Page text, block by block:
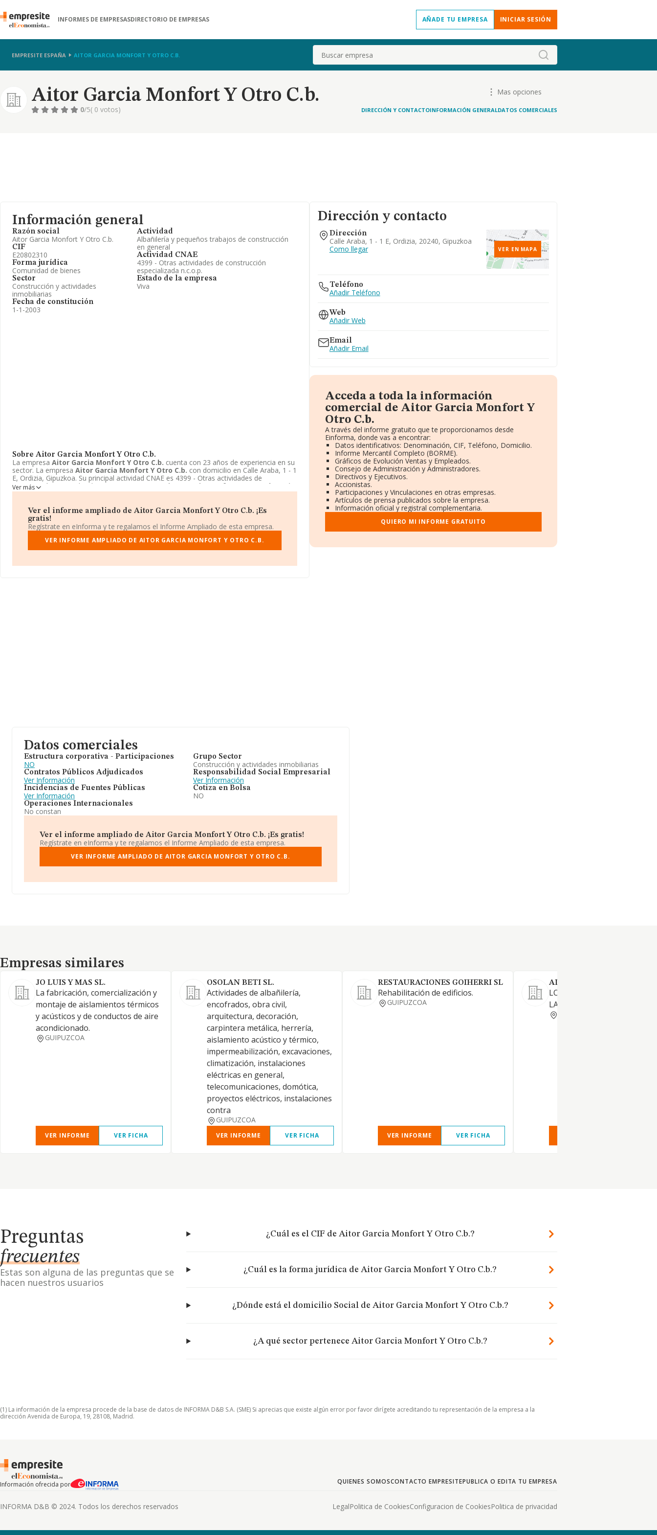
INFORMES DE EMPRESASDIRECTORIO DE EMPRESAS AÑADE TU EMPRESA INICIAR SESIÓN
EMPRESITE ESPAÑA AITOR GARCIA MONFORT Y OTRO C.B. Buscar
Aitor Garcia Monfort Y Otro C.b.
Mas opciones
0/5( 0 votos) DIRECCIÓN Y CONTACTOINFORMACIÓN GENERALDATOS COMERCIALES
Información general
Razón social
Aitor Garcia Monfort Y Otro C.b.
CIF
E20802310
Forma jurídica
Comunidad de bienes
Sector
Construcción y actividades
inmobiliarias
Fecha de constitución
1-1-2003
Actividad
Albañilería y pequeños trabajos de construcción
en general
Actividad CNAE
4399 - Otras actividades de construcción
especializada n.c.o.p.
Estado de la empresa
Viva
Sobre Aitor Garcia Monfort Y Otro C.b.
La empresa Aitor Garcia Monfort Y Otro C.b. cuenta con 23 años de experiencia en su
sector. La empresa Aitor Garcia Monfort Y Otro C.b. con domicilio en Calle Araba, 1 - 1
E, Ordizia, Gipuzkoa. Su principal actividad CNAE es 4399 - Otras actividades de
construcción especializada n.c.o.p.. La empresa
Aitor Garcia Monfort Y Otro C.b.
está
inscrita como Comunidad de bienes.
Ver más
Ver el informe ampliado de Aitor Garcia Monfort Y Otro C.b. ¡Es
gratis!
Regístrate en eInforma y te regalamos el Informe Ampliado de esta empresa.
VER INFORME AMPLIADO DE AITOR GARCIA MONFORT Y OTRO C.B.
Dirección y contacto
Dirección
Calle Araba, 1 - 1 E, Ordizia, 20240, Gipuzkoa
Como llegar
VER EN MAPA
Teléfono
Añadir Teléfono
Web
Añadir Web
Email
Añadir Email
Acceda a toda la información
comercial de Aitor Garcia Monfort Y
Otro C.b.
A través del informe gratuito que te proporcionamos desde
Einforma, donde vas a encontrar:
Datos identificativos: Denominación, CIF, Teléfono, Domicilio.
Informe Mercantil Completo (BORME).
Gráficos de Evolución Ventas y Empleados.
Consejo de Administración y Administradores.
Directivos y Ejecutivos.
Accionistas.
Participaciones y Vinculaciones en otras empresas.
Artículos de prensa publicados sobre la empresa.
Información oficial y registral complementaria.
QUIERO MI INFORME GRATUITO
Datos comerciales
Estructura corporativa - Participaciones
NO
Contratos Públicos Adjudicados
Ver Información
Incidencias de Fuentes Públicas
Ver Información
Operaciones Internacionales
No constan
Grupo Sector
Construcción y actividades inmobiliarias
Responsabilidad Social Empresarial
Ver Información
Cotiza en Bolsa
NO
Ver el informe ampliado de Aitor Garcia Monfort Y Otro C.b. ¡Es gratis!
Regístrate en eInforma y te regalamos el Informe Ampliado de esta empresa.
VER INFORME AMPLIADO DE AITOR GARCIA MONFORT Y OTRO C.B.
Empresas similares
Empresas similares
JO LUIS Y MAS SL.
La fabricación, comercialización y
montaje de aislamientos térmicos
y acústicos y de conductos de aire
acondicionado.
GUIPUZCOA
VER INFORME VER FICHA
OSOLAN BETI SL.
Actividades de albañilería,
encofrados, obra civil,
arquitectura, decoración,
carpintera metálica, herrería,
aislamiento acústico y térmico,
impermeabilización, excavaciones,
climatización, instalaciones
eléctricas en general,
telecomunicaciones, domótica,
proyectos eléctricos, instalaciones
contra
GUIPUZCOA
VER INFORME VER FICHA
RESTAURACIONES GOIHERRI SL
Rehabilitación de edificios.
GUIPUZCOA
VER INFORME VER FICHA
ALBAÑILERIA MARGAL SL
LOS TRABAJOS DE
LA CONSTRUCCION EN
Preguntas
frecuentes
Estas son alguna de las preguntas que se
hacen nuestros usuarios
¿Cuál es el CIF de Aitor Garcia Monfort Y Otro C.b.?
¿Cuál es la forma jurídica de Aitor Garcia Monfort Y Otro C.b.?
¿Dónde está el domicilio Social de Aitor Garcia Monfort Y Otro C.b.?
¿A qué sector pertenece Aitor Garcia Monfort Y Otro C.b.?
(1) La información de la empresa procede de la base de datos de INFORMA D&B S.A. (SME) Si aprecias que existe algún error por favor dirígete acreditando tu representación de la empresa a la
dirección Avenida de Europa, 19, 28108, Madrid.
Información ofrecida por QUIENES SOMOSCONTACTO EMPRESITEPUBLICA O EDITA TU EMPRESA
INFORMA D&B © 2024. Todos los derechos reservados LegalPolitica de CookiesConfiguracion de CookiesPolitica de privacidad